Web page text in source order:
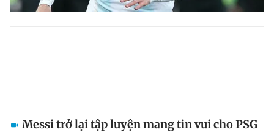
Messi trở lại tập luyện mang tin vui cho PSG